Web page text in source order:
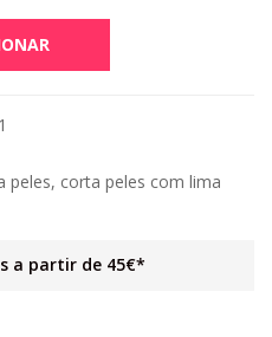
peles, corta peles com lima
a partir de 45€*